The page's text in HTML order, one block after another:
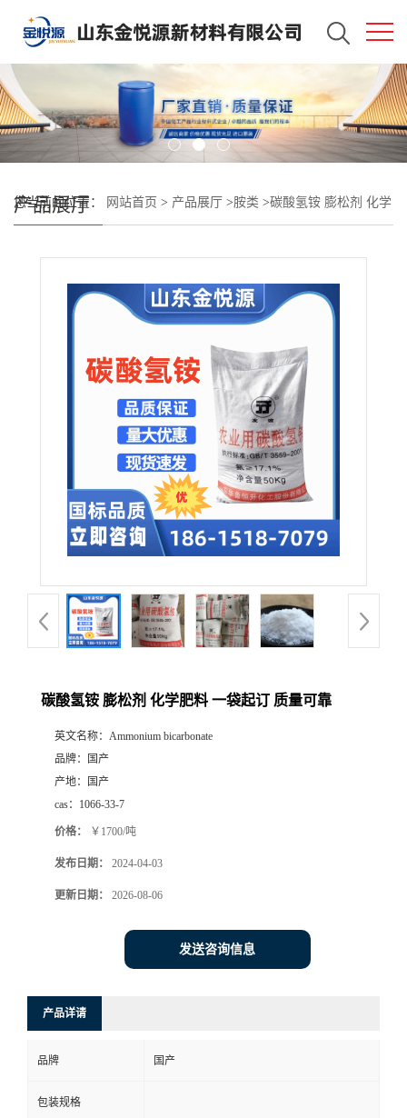
产品展厅
您当前的位置： 网站首页 > 产品展厅 >胺类 >碳酸氢铵 膨松剂 化学
碳酸氢铵 膨松剂 化学肥料 一袋起订 质量可靠
英文名称： Ammonium bicarbonate
品牌：
国产
产地：
国产
cas： 1066-33-7
价格： ￥1700/吨
发布日期： 2024-04-03
更新日期： 2026-08-06
发送咨询信息
产品详请
品牌 国产
包装规格